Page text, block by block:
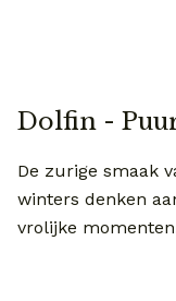
Dolfin -
De zurige smaak
winters denken
vrolijke